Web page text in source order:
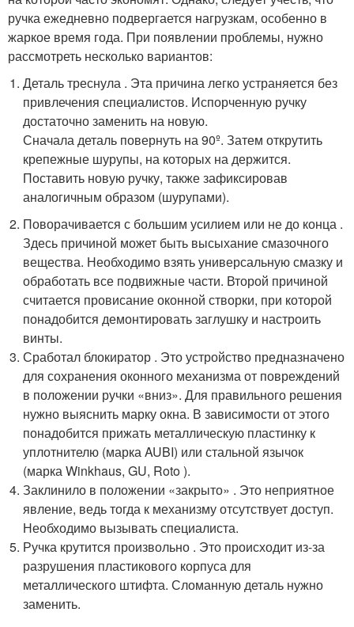
ручка ежедневно подвергается нагрузкам, особенно в
жаркое время года. При появлении проблемы, нужно
рассмотреть несколько вариантов:
Деталь треснула . Эта причина легко устраняется без
привлечения специалистов. Испорченную ручку
достаточно заменить на новую.
Сначала деталь повернуть на 90º. Затем открутить
крепежные шурупы, на которых на держится.
Поставить новую ручку, также зафиксировав
аналогичным образом (шурупами).
Поворачивается с большим усилием или не до конца .
Здесь причиной может быть высыхание смазочного
вещества. Необходимо взять универсальную смазку и
обработать все подвижные части. Второй причиной
считается провисание оконной створки, при которой
понадобится демонтировать заглушку и настроить
винты.
Сработал блокиратор . Это устройство предназначено
для сохранения оконного механизма от повреждений
в положении ручки «вниз». Для правильного решения
нужно выяснить марку окна. В зависимости от этого
понадобится прижать металлическую пластинку к
уплотнителю (марка AUBI) или стальной язычок
(марка Winkhaus, GU, Roto ).
Заклинило в положении «закрыто» . Это неприятное
явление, ведь тогда к механизму отсутствует доступ.
Необходимо вызывать специалиста.
Ручка крутится произвольно . Это происходит из-за
разрушения пластикового корпуса для
металлического штифта. Сломанную деталь нужно
заменить.